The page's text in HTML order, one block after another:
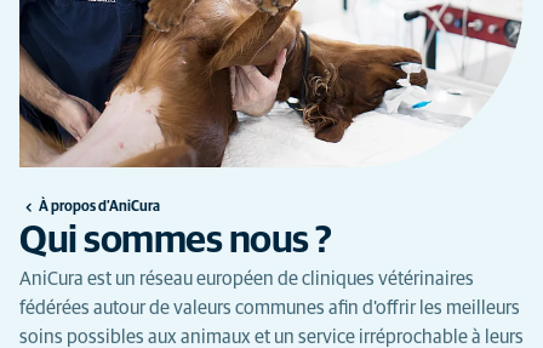
À propos d’AniCura
Qui sommes nous ?
AniCura est un réseau européen de cliniques vétérinaires
fédérées autour de valeurs communes afin d'offrir les meilleurs
soins possibles aux animaux et un service irréprochable à leurs